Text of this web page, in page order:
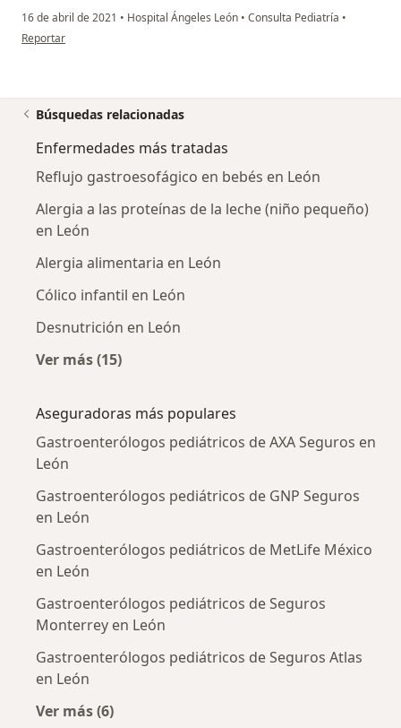
16 de abril de 2021 • Hospital Ángeles León • Consulta Pediatría •
en opinión del usuario Mariana Nieto
Reportar
Búsquedas relacionadas
Enfermedades más tratadas
Reflujo gastroesofágico en bebés en León
Alergia a las proteínas de la leche (niño pequeño)
en León
Alergia alimentaria en León
Cólico infantil en León
Desnutrición en León
Ver más (15)
Aseguradoras más populares
Gastroenterólogos pediátricos de AXA Seguros en
León
Gastroenterólogos pediátricos de GNP Seguros
en León
Gastroenterólogos pediátricos de MetLife México
en León
Gastroenterólogos pediátricos de Seguros
Monterrey en León
Gastroenterólogos pediátricos de Seguros Atlas
en León
Ver más (6)